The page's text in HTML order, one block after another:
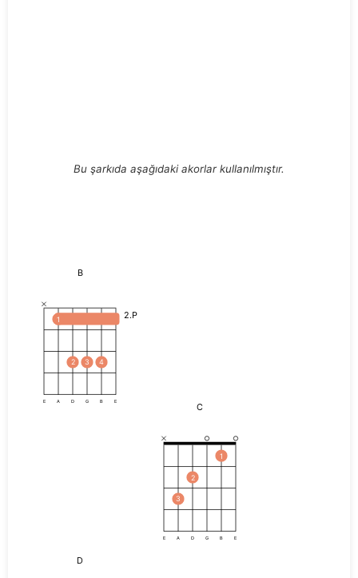
Bu şarkıda aşağıdaki akorlar kullanılmıştır.
B
2.P
1
2 3 4
E A D G B E C
3
2
1
E A D G B E
D